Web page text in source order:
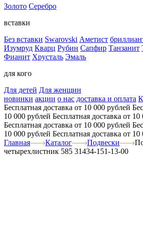
Золото Серебро
вставки
Без вставки Swarovski Аметист
Изумруд Кварц Рубин Сапфир Танзанит
Фианит Хрусталь Эмаль
для кого
Для детей Для женщин
новинки акции о нас доставка и оплата
Бесплатная доставка от 10 000 рублей
10 000 рублей Бесплатная доставка от
Бесплатная доставка от 10 000 рублей
10 000 рублей Бесплатная доставка от
Главная
Каталог Подвески
четырехлистник 585 31434-151-13-00